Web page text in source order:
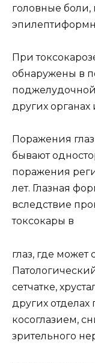
головные боли,
При
обнаружены в
других органах
Поражения
бывают
поражения
лет. Глазная
вследствие
токсокары в
глаз, где
сетчатке,
других отделах
косоглазием,
зрительного